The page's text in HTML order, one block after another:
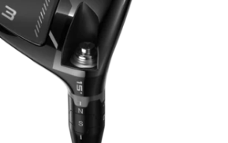
Handschuhe
Schuhe